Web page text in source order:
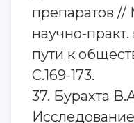
препаратов
научно-практ.
пути к
С.169-173.
37. Бурахта